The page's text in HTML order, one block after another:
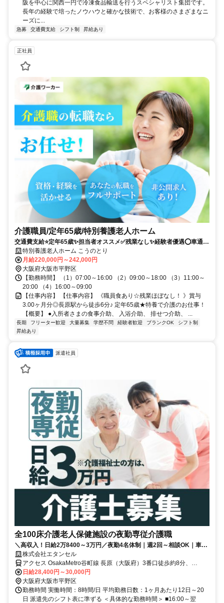
阪を中心に関西一円で冷凍食品輸送を行うスペシャリスト集団です。
長年の経験で培ったノウハウと確かな技術で、お客様のさまざまなニ
ーズに...
急募 交通費支給 シフト制 昇給あり
正社員
介護職員/定年65歳/特別養護老人ホーム
交通費支給⭐️定年65歳✨担当者オススメ✅️残業なし✨経験者優遇⭕️車通勤
ＯＫ✨駅チカ
特別養護老人ホーム こうのとり
月給220,000円～242,000円
大阪府大阪市平野区
【勤務時間】 （1）07:00～16:00 （2）09:00～18:00 （3）11:00～
20:00 （4）16:00～09:00
【仕事内容】 【仕事内容】 《職員食あり☆残業ほぼなし！ 》賞与
3.00ヶ月分◎長原駅から徒歩6分♪ 定年65歳★特養で介護のお仕事！
【概要】 ●入所者さまの食事介助、 入浴介助、 排せつ介助、 ...
長期 フリーター歓迎 大量募集 学歴不問 経験者歓迎 ブランクOK
シフト制
昇給あり
派遣社員
全100床介護老人保健施設の夜勤専従介護職
＼高収入！日給2万8400～3万円／夜勤4名体制｜週2回～相談OK｜車通
勤可能！駐車場あり｜車通勤の方も交通費支給
株式会社エタンセル
アクセス OsakaMetro谷町線 長原（大阪府）3番口徒歩約8分、
OsakaMetro谷町線 八尾南6番口徒歩約14分、OsakaMetro谷町線 出
戸4番口徒歩約22分 【勤務地最寄駅】大阪メトロ谷町線「長原」駅よ
り徒歩5分/「八尾南」駅より徒歩7分
日給28,400円～30,000円
大阪府大阪市平野区
勤務時間 実働時間：8時間/日 平均勤務日数：1ヶ月あたり12日～20
日 派遣先のシフト表に準ずる ＜具体的な勤務時間＞ ■16:00～翌